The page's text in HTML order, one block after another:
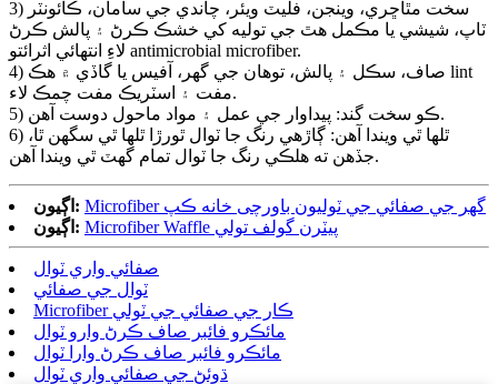
3) سخت مٿاڇري، وينجن، فليٽ ويئر، چاندي جي سامان، ڪائونٽر
ٽاپ، شيشي يا مڪمل هٿ جي توليه کي خشڪ ڪرڻ ۽ پالش ڪرڻ
لاءِ انتهائي اثرائتو antimicrobial microfiber.
4) صاف، سڪل ۽ پالش، توهان جي گهر، آفيس يا گاڏي ۾ هڪ lint
مفت ۽ اسٽريڪ مفت چمڪ لاء.
5) ڪو سخت گند: پيداوار جي عمل ۽ مواد ماحول دوست آهن.
6) ٿلها ٿي ويندا آهن: ڳاڙهي رنگ جا ٽوال ٿورڙا ٿلها ٿي سگهن ٿا،
جڏهن ته هلڪي رنگ جا ٽوال تمام گهٽ ٿي ويندا آهن.
اڳيون:
Microfiber گھر جي صفائي جي ٽوليون باورچی خانه ڪپ
اڳيون:
Microfiber Waffle پيٽرن گولف تولي
صفائي واري ٽوال
ٽوال جي صفائي
Microfiber ڪار جي صفائي جي ٽولي
مائڪرو فائبر صاف ڪرڻ وارو ٽوال
مائڪرو فائبر صاف ڪرڻ وارا ٽوال
ڌوئڻ جي صفائي واري ٽوال